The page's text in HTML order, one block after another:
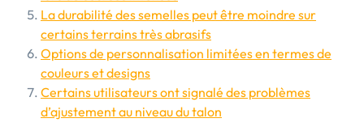
La durabilité des semelles peut être moindre sur
certains terrains très abrasifs
Options de personnalisation limitées en termes de
couleurs et designs
Certains utilisateurs ont signalé des problèmes
d’ajustement au niveau du talon